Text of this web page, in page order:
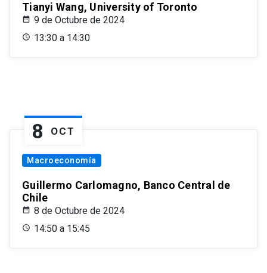
Tianyi Wang, University of Toronto
9 de Octubre de 2024
13:30 a 14:30
8 OCT
Macroeconomía
Guillermo Carlomagno, Banco Central de
Chile
8 de Octubre de 2024
14:50 a 15:45